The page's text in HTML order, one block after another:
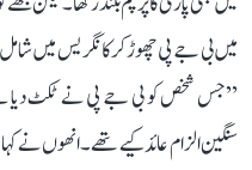
میں بی جے پی چھوڑ کر کانگریس میں
’’جس شخص کو بی جے پی نے ٹکٹ دیا
سنگین الزام عائد کیے تھے۔ انھوں نے